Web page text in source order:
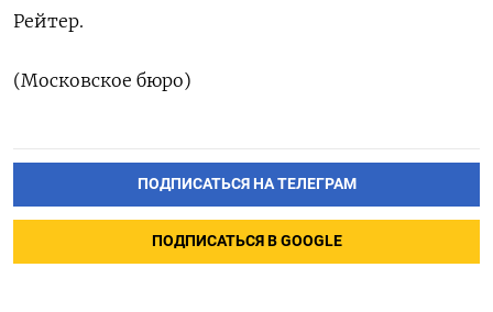
Рейтер.
(Московское бюро)
ПОДПИСАТЬСЯ НА ТЕЛЕГРАМ
ПОДПИСАТЬСЯ В GOOGLE